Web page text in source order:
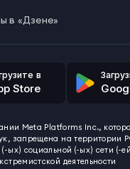
в
Store
Meta Platforms Inc.,
запрещена на территории
ых) социальной (-ых) сети (-
деятельности
профессий
вопросы
соглашение
данных
в «Дзене»